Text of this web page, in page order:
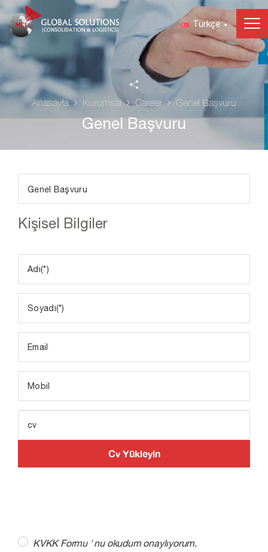
Türkçe
Anasayfa Kurumsal Career Genel Başvuru
Genel Başvuru
Kişisel Bilgiler
Cv Yükleyin
KVKK Formu' nu okudum onaylıyorum.